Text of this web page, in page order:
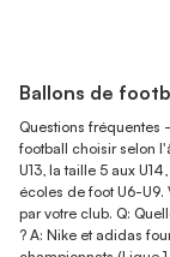
Ballons de
Questions fréquentes
football choisir selon
U13, la taille 5 aux
écoles de foot U6-
par votre club. Q:
? A: Nike et adidas